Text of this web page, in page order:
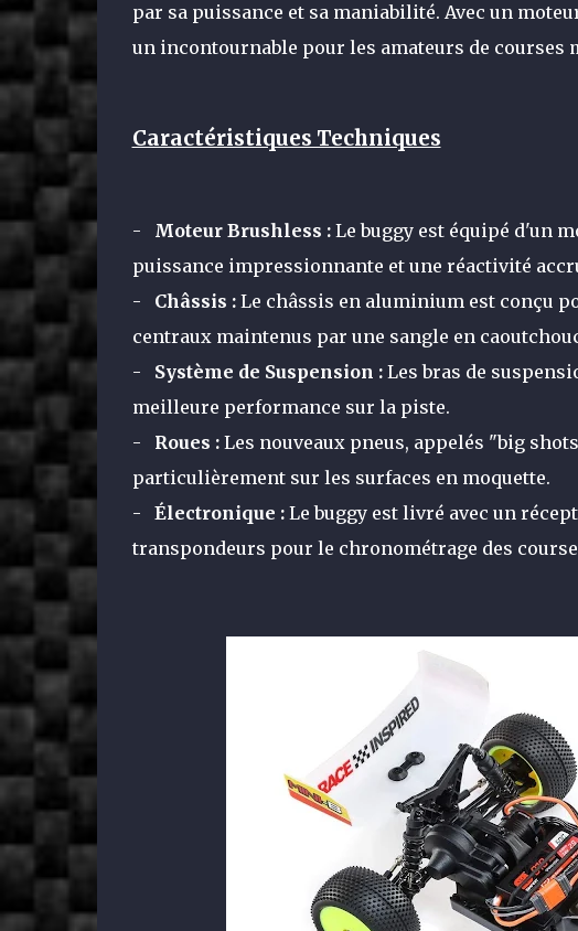
par sa puissance et sa maniabilité. Avec un
un incontournable pour les amateurs de courses
Caractéristiques Techniques
- Moteur Brushless :Le buggy est équipé d'un
puissance impressionnante et une réactivité
- Châssis :Le châssis en aluminium est conçu
centraux maintenus par une sangle en
- Système de Suspension :Les bras de
meilleure performance sur la piste.
- Roues : Les nouveaux pneus, appelés "big
particulièrement sur les surfaces en moquette.
- Électronique :Le buggy est livré avec un
transpondeurs pour le chronométrage des